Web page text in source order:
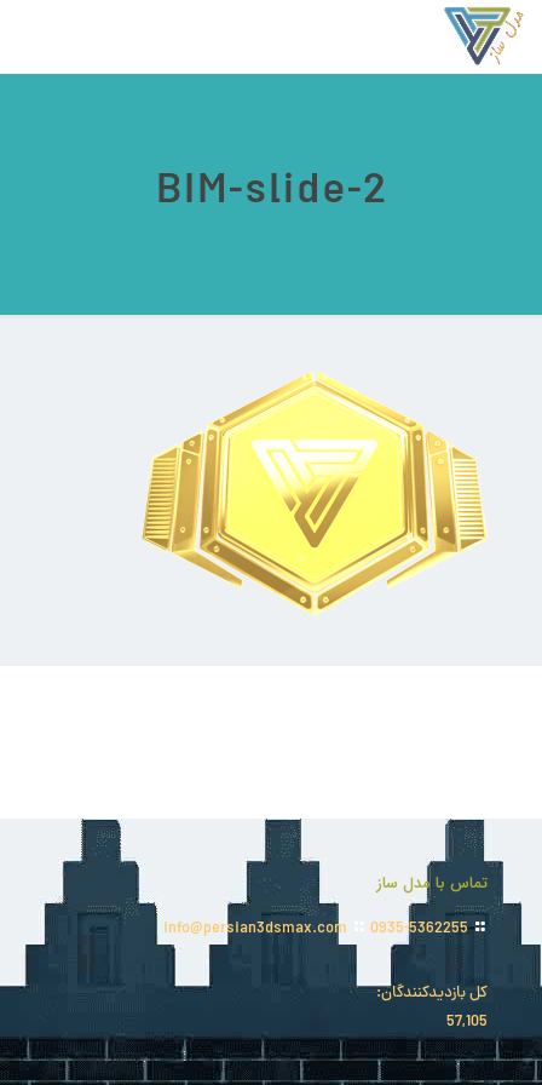
BIM-slide-2
تماس با مدل ساز
0935-5362255
کل بازدیدکنند‌گان:
57,105